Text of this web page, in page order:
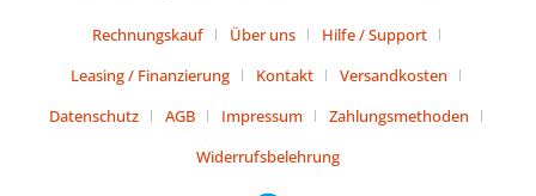
Rechnungskauf Über uns
Hilfe / Support
Leasing / Finanzierung
Kontakt
Versandkosten
Datenschutz
AGB Impressum
Zahlungsmethoden
Widerrufsbelehrung